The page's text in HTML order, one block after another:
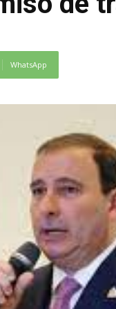
WhatsApp